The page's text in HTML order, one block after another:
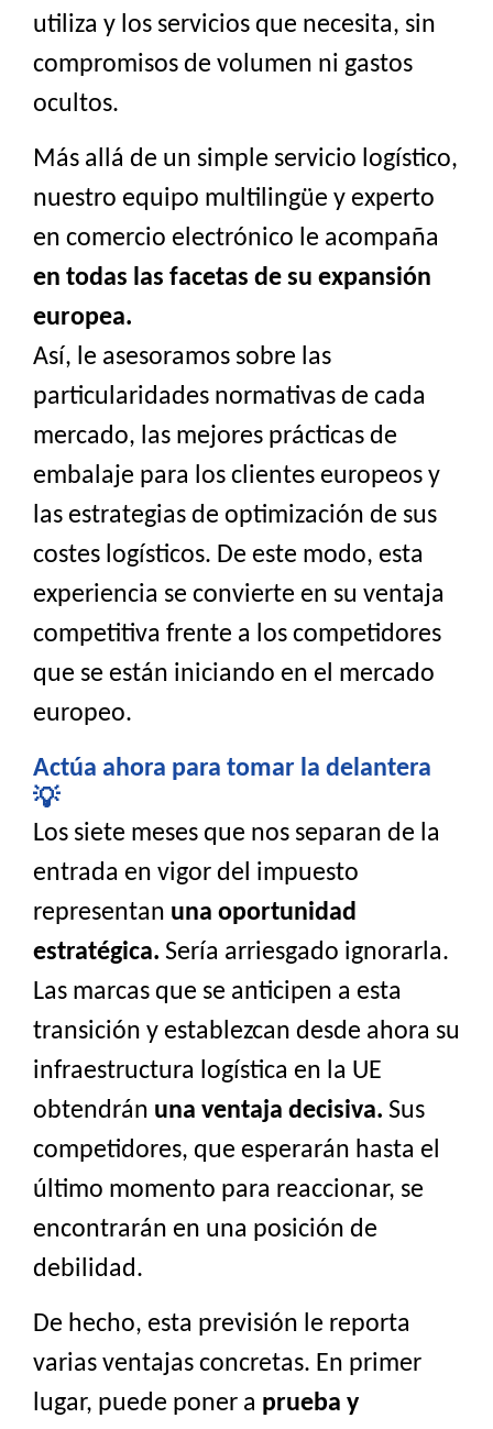
utiliza y los servicios que necesita, sin
compromisos de volumen ni gastos
ocultos.
Más allá de un simple servicio logístico,
nuestro equipo multilingüe y experto
en comercio electrónico le acompaña
en todas las facetas de su expansión
europea.
Así, le asesoramos sobre las
particularidades normativas de cada
mercado, las mejores prácticas de
embalaje para los clientes europeos y
las estrategias de optimización de sus
costes logísticos. De este modo, esta
experiencia se convierte en su ventaja
competitiva frente a los competidores
que se están iniciando en el mercado
europeo.
Actúa ahora para tomar la delantera
💡
Los siete meses que nos separan de la
entrada en vigor del impuesto
representan una oportunidad
estratégica. Sería arriesgado ignorarla.
Las marcas que se anticipen a esta
transición y establezcan desde ahora su
infraestructura logística en la UE
obtendrán una ventaja decisiva. Sus
competidores, que esperarán hasta el
último momento para reaccionar, se
encontrarán en una posición de
debilidad.
De hecho, esta previsión le reporta
varias ventajas concretas. En primer
lugar, puede poner a prueba y